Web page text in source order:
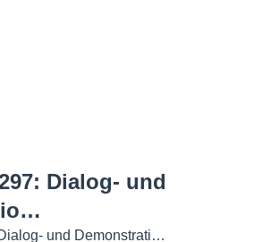
Dialog- und
und Demonstrati…